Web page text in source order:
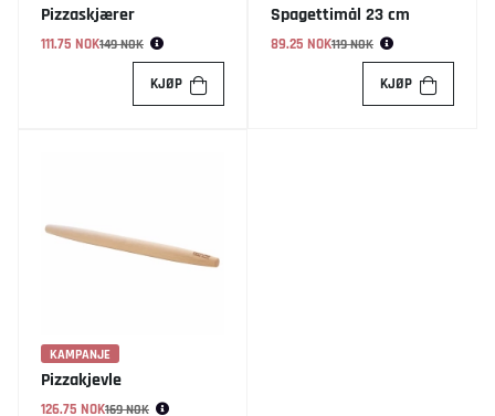
Pizzaskjærer
111.75 NOK
Vanlig pris:149 NOK
KJØP
Spagettimål 23 cm
89.25 NOK
Vanlig pris:119 NOK
KJØP
KAMPANJE
Pizzakjevle
126.75 NOK
Vanlig pris:169 NOK